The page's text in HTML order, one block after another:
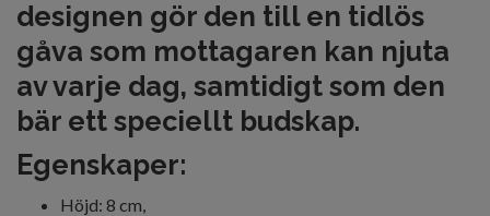
designen gör den till en tidlös
gåva som mottagaren kan njuta
av varje dag, samtidigt som den
bär ett speciellt budskap.
Egenskaper:
Höjd: 8 cm,